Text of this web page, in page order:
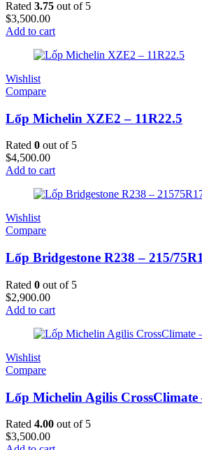
Rated 3.75 out of 5
$3,500.00
Add to cart
Wishlist
Compare
Lốp Michelin XZE2 – 11R22.5
Rated 0 out of 5
$4,500.00
Add to cart
Wishlist
Compare
Lốp Bridgestone R238 – 215/
Rated 0 out of 5
$2,900.00
Add to cart
Wishlist
Compare
Lốp Michelin Agilis CrossClimate
Rated 4.00 out of 5
$3,500.00